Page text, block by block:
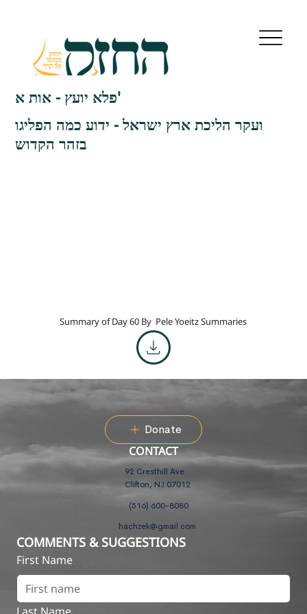
פלא יועץ - אות א'
ועקר הליכת ארץ ישראל - ידוע כמה הפליגו
בזהר הקדוש
Summary of Day 60 By Pele Yoeitz Summaries
Donate
CONTACT
92 Cresthill Ave
Clifton, NJ 07012
(516) 600-8080
hachzek@gmail.com
COMMENTS & SUGGESTIONS
First Name